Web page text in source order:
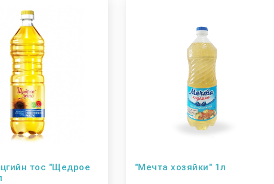
тос "Щедрое
"Мечта хозяйки" 1л